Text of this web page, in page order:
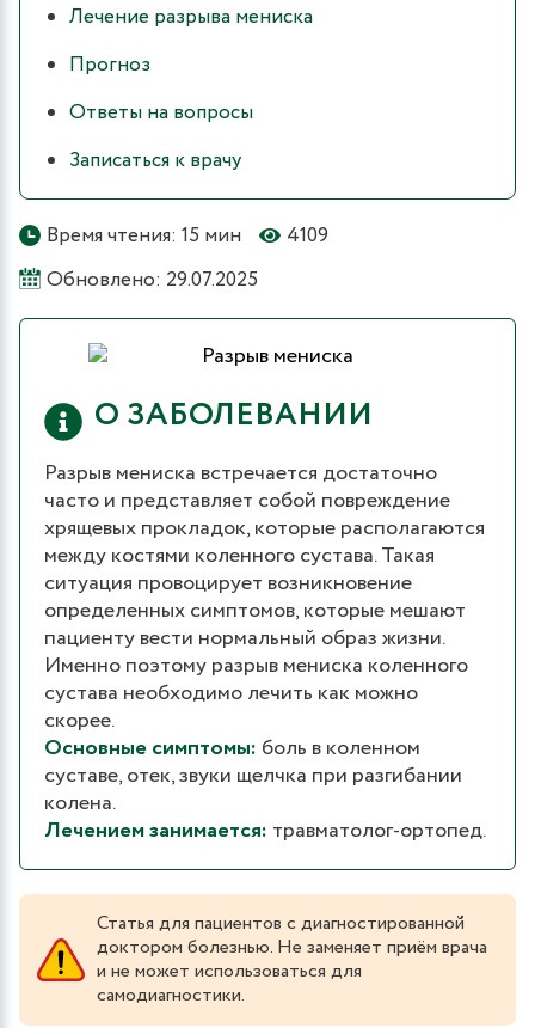
Время чтения: 15 мин
4109
Обновлено: 29.07.2025
О ЗАБОЛЕВАНИИ
Разрыв мениска встречается достаточно
часто и представляет собой повреждение
хрящевых прокладок, которые располагаются
между костями коленного сустава. Такая
ситуация провоцирует возникновение
определенных симптомов, которые мешают
пациенту вести нормальный образ жизни.
Именно поэтому разрыв мениска коленного
сустава необходимо лечить как можно
скорее.
Основные симптомы: боль в коленном
суставе, отек, звуки щелчка при разгибании
колена.
Лечением занимается: травматолог-ортопед.
Статья для пациентов с диагностированной
доктором болезнью. Не заменяет приём врача
и не может использоваться для
самодиагностики.
Лечение разрыва мениска
Прогноз
Ответы на вопросы
Записаться к врачу